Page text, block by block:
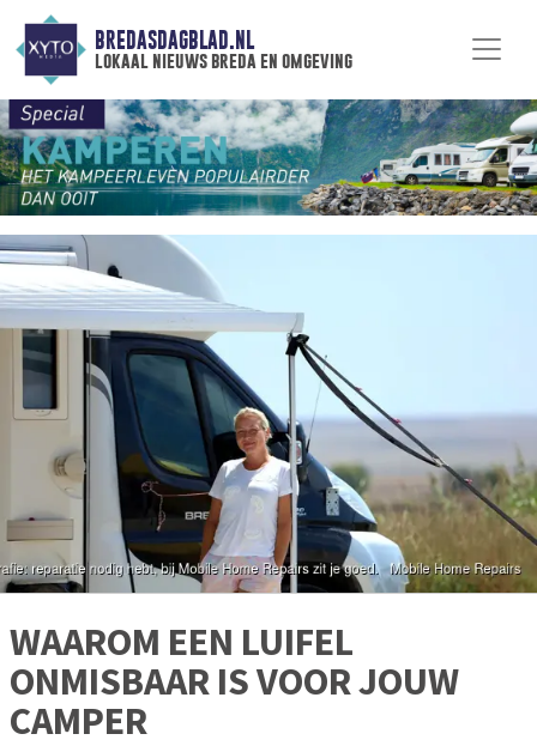
BREDASDAGBLAD.NL
lokaal nieuws breda en omgeving
WAAROM EEN LUIFEL
ONMISBAAR IS VOOR JOUW
CAMPER